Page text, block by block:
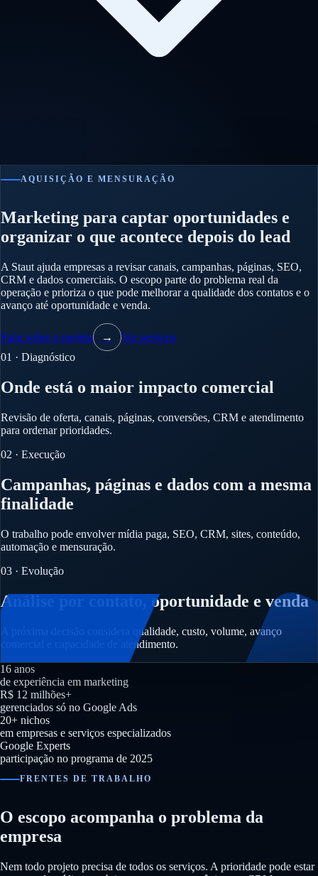
AQUISIÇÃO E MENSURAÇÃO
Marketing para captar oportunidades e
organizar o que acontece depois do lead
A Staut ajuda empresas a revisar canais, campanhas, páginas, SEO,
CRM e dados comerciais. O escopo parte do problema real da
operação e prioriza o que pode melhorar a qualidade dos contatos e o
avanço até oportunidade e venda.
Falar sobre o projeto →
Ver serviços
01 · Diagnóstico
Onde está o maior impacto comercial
Revisão de oferta, canais, páginas, conversões, CRM e atendimento
para ordenar prioridades.
02 · Execução
Campanhas, páginas e dados com a mesma
finalidade
O trabalho pode envolver mídia paga, SEO, CRM, sites, conteúdo,
automação e mensuração.
03 · Evolução
Análise por contato, oportunidade e venda
A próxima decisão considera qualidade, custo, volume, avanço
comercial e capacidade de atendimento.
16 anos
de experiência em marketing
R$ 12 milhões+
gerenciados só no Google Ads
20+ nichos
em empresas e serviços especializados
Google Experts
participação no programa de 2025
FRENTES DE TRABALHO
O escopo acompanha o problema da
empresa
Nem todo projeto precisa de todos os serviços. A prioridade pode estar